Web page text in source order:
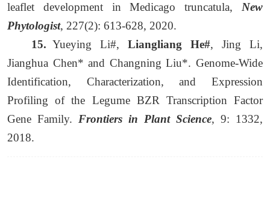
leaflet development in Medicago truncatula, New
Phytologist, 227(2): 613-628, 2020.
15. Yueying Li#, Liangliang He#, Jing Li,
Jianghua Chen* and Changning Liu*. Genome-Wide
Identification, Characterization, and Expression
Profiling of the Legume BZR Transcription Factor
Gene Family. Frontiers in Plant Science, 9: 1332,
2018.